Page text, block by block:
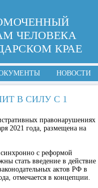
ЧЕЛОВЕКА
КРАЕ
НОВОСТИ
В СИЛУ С 1
правонарушениях
2021 года, размещена на
с реформой
стать введение в действие
актов РФ в
отмечается в концепции.